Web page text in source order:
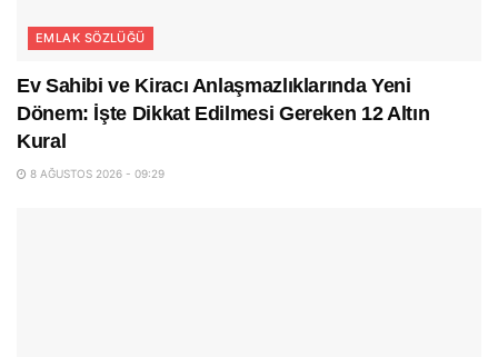
EMLAK SÖZLÜĞÜ
Ev Sahibi ve Kiracı Anlaşmazlıklarında Yeni
Dönem: İşte Dikkat Edilmesi Gereken 12 Altın
Kural
8 AĞUSTOS 2026 - 09:29